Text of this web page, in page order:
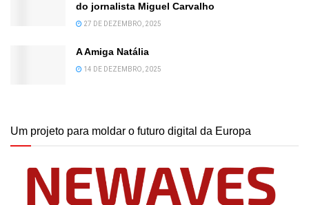
do jornalista Miguel Carvalho
27 DE DEZEMBRO, 2025
A Amiga Natália
14 DE DEZEMBRO, 2025
Um projeto para moldar o futuro digital da Europa